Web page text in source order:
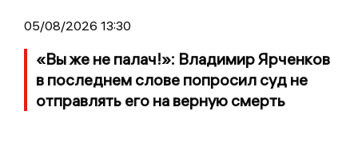
05/08/2026 13:30
«Вы же не палач!»: Владимир Ярченков
в последнем слове попросил суд не
отправлять его на верную смерть